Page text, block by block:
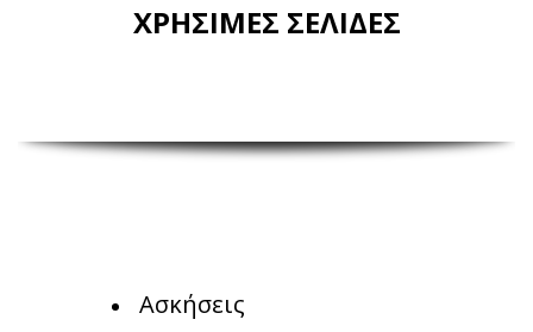
ΧΡΗΣΙΜΕΣ ΣΕΛΙΔΕΣ
Ασκήσεις